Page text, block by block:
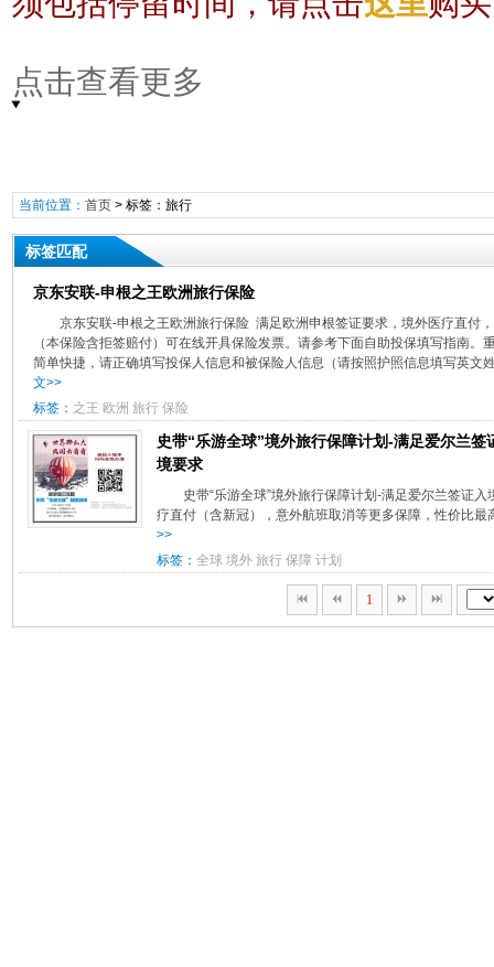
点击查看更多
当前位置： 首页> 标签：旅行
标签匹配
京东安联-申根之王欧洲旅行保险
京东安联-申根之王欧洲旅行保险 满足欧洲申根签证要求，境外医疗直付
（本保险含拒签赔付）可在线开具保险发票。请参考下面自助投保填写指南
简单快捷，请正确填写投保人信息和被保险人信息（请按照护照信息填写英文
文>>
标签： 之王 欧洲 旅行 保险
史带“乐游全球”境外旅行保障计划-满足爱尔兰签
境要求
史带“乐游全球”境外旅行保障计划-满足爱尔兰签证
疗直付（含新冠），意外航班取消等更多保障，性价比
>>
标签： 全球 境外 旅行 保障 计划
1